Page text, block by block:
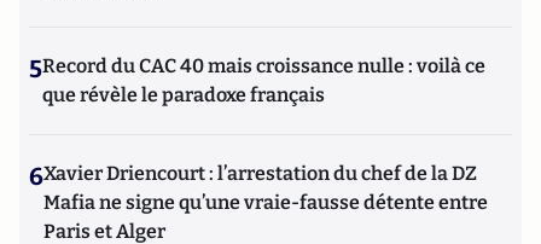
5Record du CAC 40 mais croissance nulle : voilà ce
que révèle le paradoxe français
6Xavier Driencourt : l’arrestation du chef de la DZ
Mafia ne signe qu’une vraie-fausse détente entre
Paris et Alger